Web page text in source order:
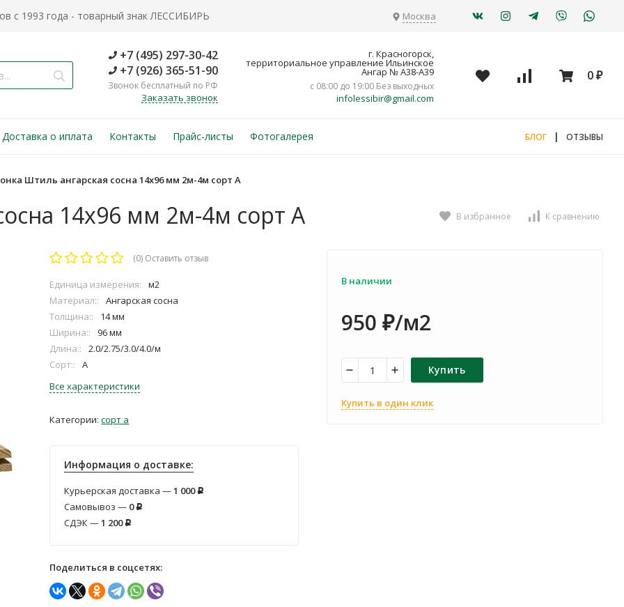
с 1993 года - товарный знак ЛЕССИБИРЬ Москва
+7 (495) 297-30-42
+7 (926) 365-51-90
Звонок бесплатный по РФ
Заказать звонок
г. Красногорск,
территориальное управление Ильинское
Ангар № А38-А39
с 08:00 до 19:00 Без выходных
infolessibir@gmail.com
0 ₽
Доставка о иплата Контакты Прайс-листы Фотогалерея БЛОГ | ОТЗЫВЫ
Штиль ангарская сосна 14х96 мм 2м-4м сорт А
14х96 мм 2м-4м сорт А В избранное К сравнению
(0) Оставить отзыв
Единица измерения:
м2
Материал::
Ангарская сосна
Толщина::
14 мм
Ширина::
96 мм
Длина::
2.0/2.75/3.0/4.0/м
Сорт::
А
Все характеристики
Категории:сорт а
Информация о доставке:
Курьерская доставка —1 000 Р
Самовывоз — 0 Р
СДЭК —1 200 Р
Поделиться в соцсетях:
В наличии
950 ₽/м2
Купить
Купить в один клик